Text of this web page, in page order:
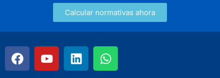
Calcular normativas ahora